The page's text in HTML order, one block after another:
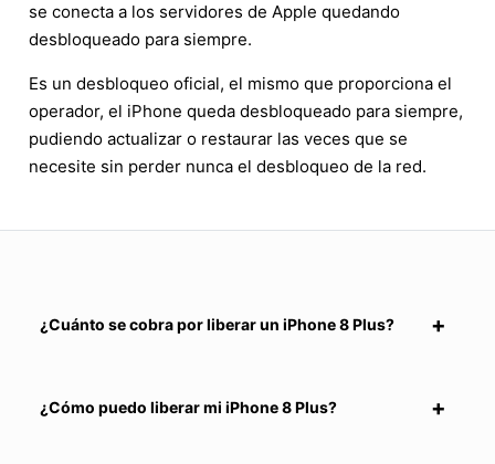
se conecta a los servidores de Apple quedando
desbloqueado para siempre.
Es un desbloqueo oficial, el mismo que proporciona el
operador, el iPhone queda desbloqueado para siempre,
pudiendo actualizar o restaurar las veces que se
necesite sin perder nunca el desbloqueo de la red.
¿Cuánto se cobra por liberar un iPhone 8 Plus?
¿Cómo puedo liberar mi iPhone 8 Plus?